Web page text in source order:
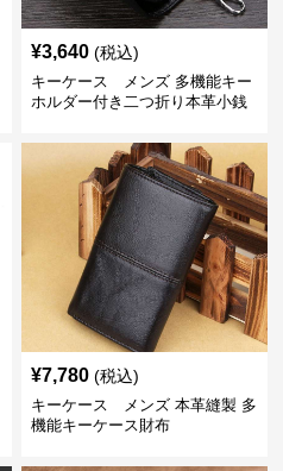
¥3,640 (税込)
キーケース メンズ 多機能キー
ホルダー付き二つ折り本革小銭
¥7,780 (税込)
キーケース メンズ 本革縫製 多
機能キーケース財布